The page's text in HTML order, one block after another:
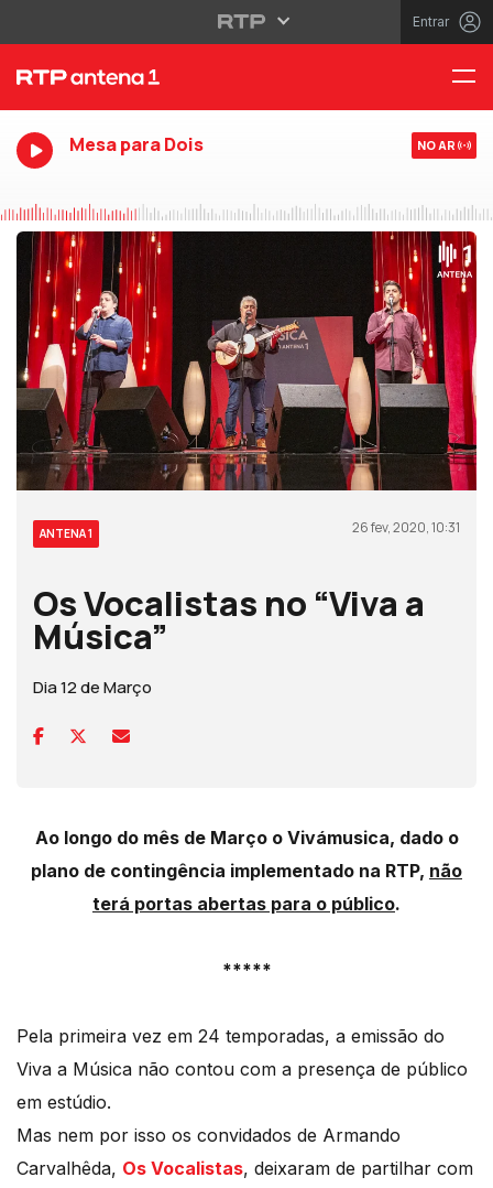
Entrar
Mesa para Dois NO AR
ANTENA 1 26 fev, 2020, 10:31
Os Vocalistas no “Viva a
Música”
Dia 12 de Março
Ao longo do mês de Março o Vivámusica, dado o
plano de contingência implementado na RTP, não
terá portas abertas para o público.
*****
Pela primeira vez em 24 temporadas, a emissão do
Viva a Música não contou com a presença de público
em estúdio.
Mas nem por isso os convidados de Armando
Carvalhêda, Os Vocalistas, deixaram de partilhar com